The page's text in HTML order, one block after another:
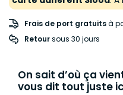
Frais de port gratuitsà
Retour sous 30 jours
On sait d’où ça
vous dit tout juste